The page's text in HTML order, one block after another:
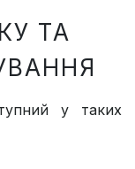
ТА
у таких